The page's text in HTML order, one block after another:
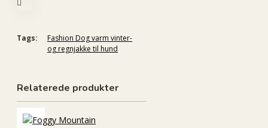
Tags:
Fashion Dog varm vinter-
og regnjakke til hund
Relaterede produkter